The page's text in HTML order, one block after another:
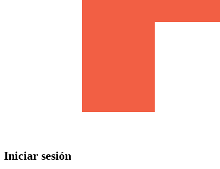
Iniciar sesión